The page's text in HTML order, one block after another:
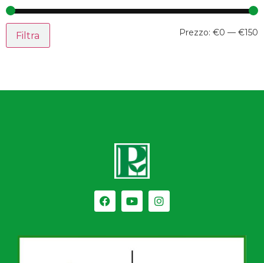
Filtra Prezzo: €0 — €150